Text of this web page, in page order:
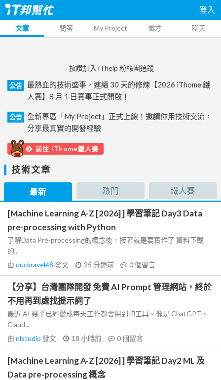
登入
文章 問答 My Project 徵才 聊天
按讚加入 iThelp 粉絲團追蹤
公告
最熱血的技術盛事，連續 30 天的修煉【2026 iThome 鐵
人賽】8 月 1 日賽事正式開啟！
公告
全新專區「My Project」正式上線！邀請你用技術交流，
分享最真實的開發經驗
前往 iThome鐵人賽
技術文章
最新 熱門 鐵人賽
[Machine Learning A-Z [2026] ] 學習筆記 Day3 Data
pre-processing with Python
了解Data Pre-processing的概念後，接著就是要實作了 資料下載
的...
由 duckravel48 發文 25 分鐘前 0個留言
【分享】台灣團隊開發 免費 AI Prompt 管理網站，終於
不用再到處找提示詞了
最近 AI 幾乎已經變成每天工作都會用到的工具。像是 ChatGPT、
Claud...
由 nlstudio 發文 18 小時前 0個留言
[Machine Learning A-Z [2026] ] 學習筆記 Day2 ML 及
Data pre-processing 概念